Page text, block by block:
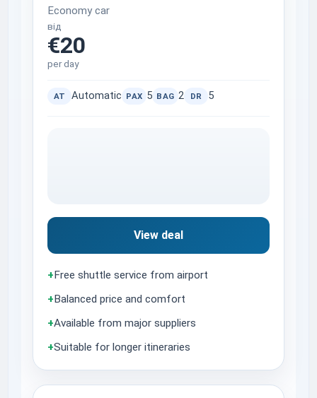
Economy car
від
€20
per day
AT Automatic PAX 5 BAG 2 DR 5
View deal
+Free shuttle service from airport
+Balanced price and comfort
+Available from major suppliers
+Suitable for longer itineraries